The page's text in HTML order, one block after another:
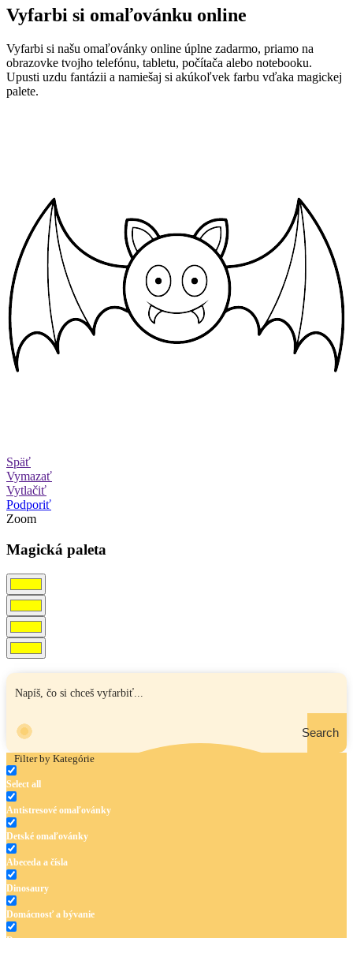
Vyfarbi si omaľovánku online
Vyfarbi si našu omaľovánky online úplne zadarmo, priamo na
obrazovke tvojho telefónu, tabletu, počítača alebo notebooku.
Upusti uzdu fantázii a namiešaj si akúkoľvek farbu vďaka magickej
palete.
Späť
Vymazať
Vytlačiť
Podporiť
Zoom
Magická paleta
Search
Filter by Kategórie
Select all
Antistresové omaľovánky
Detské omaľovánky
Abeceda a čísla
Dinosaury
Domácnosť a bývanie
Doprava